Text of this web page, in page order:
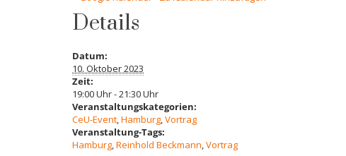
Details
Datum:
10. Oktober 2023
Zeit:
19:00 Uhr - 21:30 Uhr
Veranstaltungskategorien:
CeU-Event,Hamburg,Vortrag
Veranstaltung-Tags:
Hamburg,Reinhold Beckmann,Vortrag